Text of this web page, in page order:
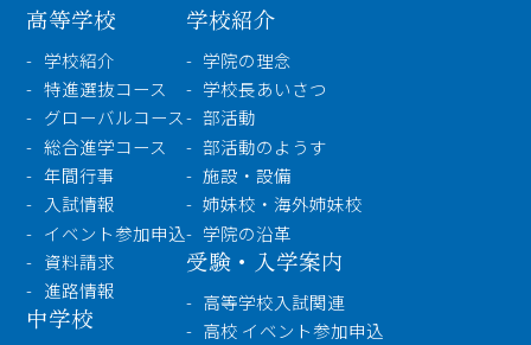
高等学校
学校紹介
特進選抜コース
グローバルコース
総合進学コース
年間行事
入試情報
イベント参加申込
資料請求
進路情報
中学校
学校紹介
学院の理念
学校長あいさつ
部活動
部活動のようす
施設・設備
姉妹校・海外姉妹校
学院の沿革
受験・入学案内
高等学校入試関連
高校 イベント参加申込